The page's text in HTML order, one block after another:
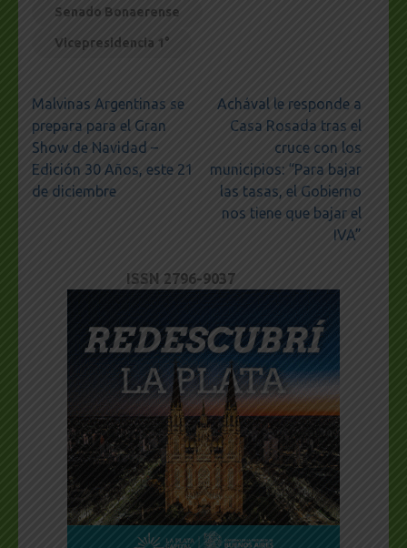
Senado Bonaerense
Vicepresidencia 1°
Navegación
de
entradas
Malvinas Argentinas se
prepara para el Gran
Show de Navidad –
Edición 30 Años, este 21
de diciembre
Achával le responde a
Casa Rosada tras el
cruce con los
municipios: “Para bajar
las tasas, el Gobierno
nos tiene que bajar el
IVA”
ISSN 2796-9037